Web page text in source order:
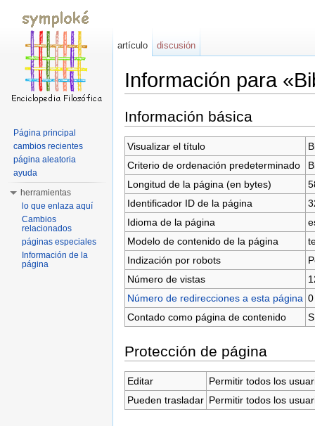
Información para
Información básica
Visualizar el título
Criterio de ordenación predeterminado
Longitud de la página (en bytes)
Identificador ID de la página
Idioma de la página
Modelo de contenido de la página
Indización por robots
Número de vistas
Número de redirecciones a esta página 0
Contado como página de contenido
Protección de página
Editar
Permitir todos los
Pueden trasladar Permitir todos los
artículo discusión
Página principal
cambios recientes
página aleatoria
ayuda
herramientas
lo que enlaza aquí
Cambios
relacionados
páginas especiales
Información de la
página